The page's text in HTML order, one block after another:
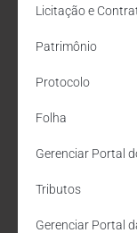
Licitação e
Patrimônio
Protocolo
Folha
Gerenciar Portal
Tributos
Gerenciar Portal